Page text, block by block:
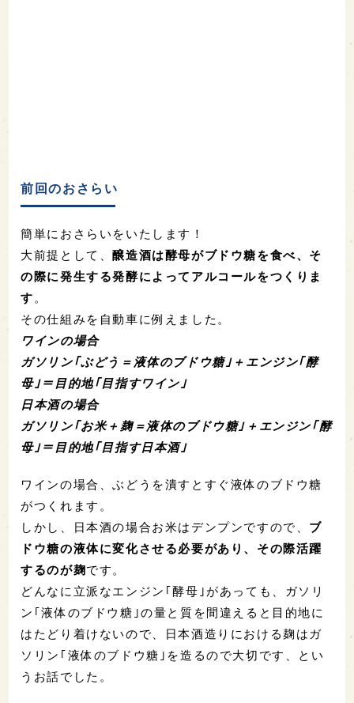
前回のおさらい
簡単におさらいをいたします！
大前提として、醸造酒は酵母がブドウ糖を食べ、そ
の際に発生する発酵によってアルコールをつくりま
す 。
その仕組みを自動車に例えました。
ワインの場合
ガソリン｢ぶどう＝液体のブドウ糖｣＋エンジン｢酵
母｣＝目的地｢目指すワイン｣
日本酒の場合
ガソリン｢お米＋麹＝液体のブドウ糖｣＋エンジン｢酵
母｣＝目的地｢目指す日本酒｣
ワインの場合、ぶどうを潰すとすぐ液体のブドウ糖
がつくれます。
しかし、日本酒の場合お米はデンプンですので、 ブ
ドウ糖の液体に変化させる必要があり、その際活躍
するのが麹です。
どんなに立派なエンジン｢酵母｣があっても、ガソリ
ン｢液体のブドウ糖｣の量と質を間違えると目的地に
はたどり着けないので、日本酒造りにおける麹はガ
ソリン｢液体のブドウ糖｣を造るので大切です、とい
うお話でした。